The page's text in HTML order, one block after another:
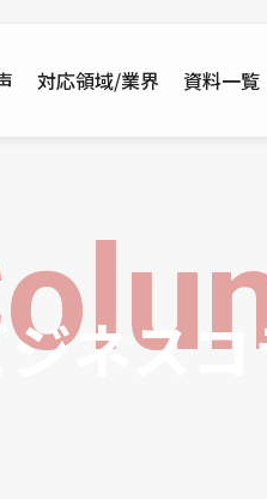
対応領域/業界 資料一覧
ネスコ